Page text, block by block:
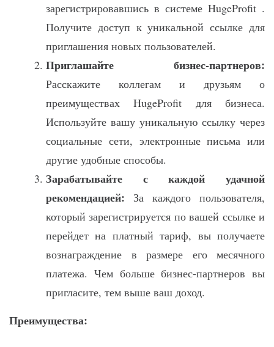
зарегистрировавшись в системе HugeProfit .
Получите доступ к уникальной ссылке для
приглашения новых пользователей.
Приглашайте бизнес-партнеров:
Расскажите коллегам и друзьям о
преимуществах HugeProfit для бизнеса.
Используйте вашу уникальную ссылку через
социальные сети, электронные письма или
другие удобные способы.
Зарабатывайте с каждой удачной
рекомендацией: За каждого пользователя,
который зарегистрируется по вашей ссылке и
перейдет на платный тариф, вы получаете
вознаграждение в размере его месячного
платежа. Чем больше бизнес-партнеров вы
пригласите, тем выше ваш доход.
Преимущества: